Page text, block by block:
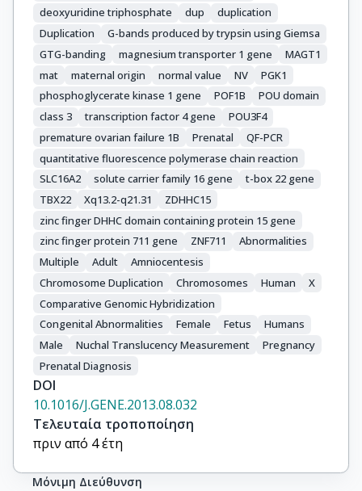
deoxyuridine triphosphate
dup
duplication
Duplication
G-bands produced by trypsin using Giemsa
GTG-banding
magnesium transporter 1 gene
MAGT1
mat
maternal origin normal value NV
PGK1
phosphoglycerate kinase 1 gene
POF1B
POU domain
class 3
transcription factor 4 gene
POU3F4
premature ovarian failure 1B
Prenatal
QF-PCR
quantitative fluorescence polymerase chain reaction
SLC16A2
solute carrier family 16 gene
t-box 22 gene
TBX22
Xq13.2-q21.31
ZDHHC15
zinc finger DHHC domain containing protein 15 gene
zinc finger protein 711 gene
ZNF711
Abnormalities
Multiple
Adult
Amniocentesis
Chromosome Duplication
Chromosomes Human
X
Comparative Genomic Hybridization
Congenital Abnormalities
Female Fetus
Humans
Male
Nuchal Translucency Measurement
Pregnancy
Prenatal Diagnosis
DOI
10.1016/J.GENE.2013.08.032
Τελευταία τροποποίηση
πριν από 4 έτη
Μόνιμη Διεύθυνση